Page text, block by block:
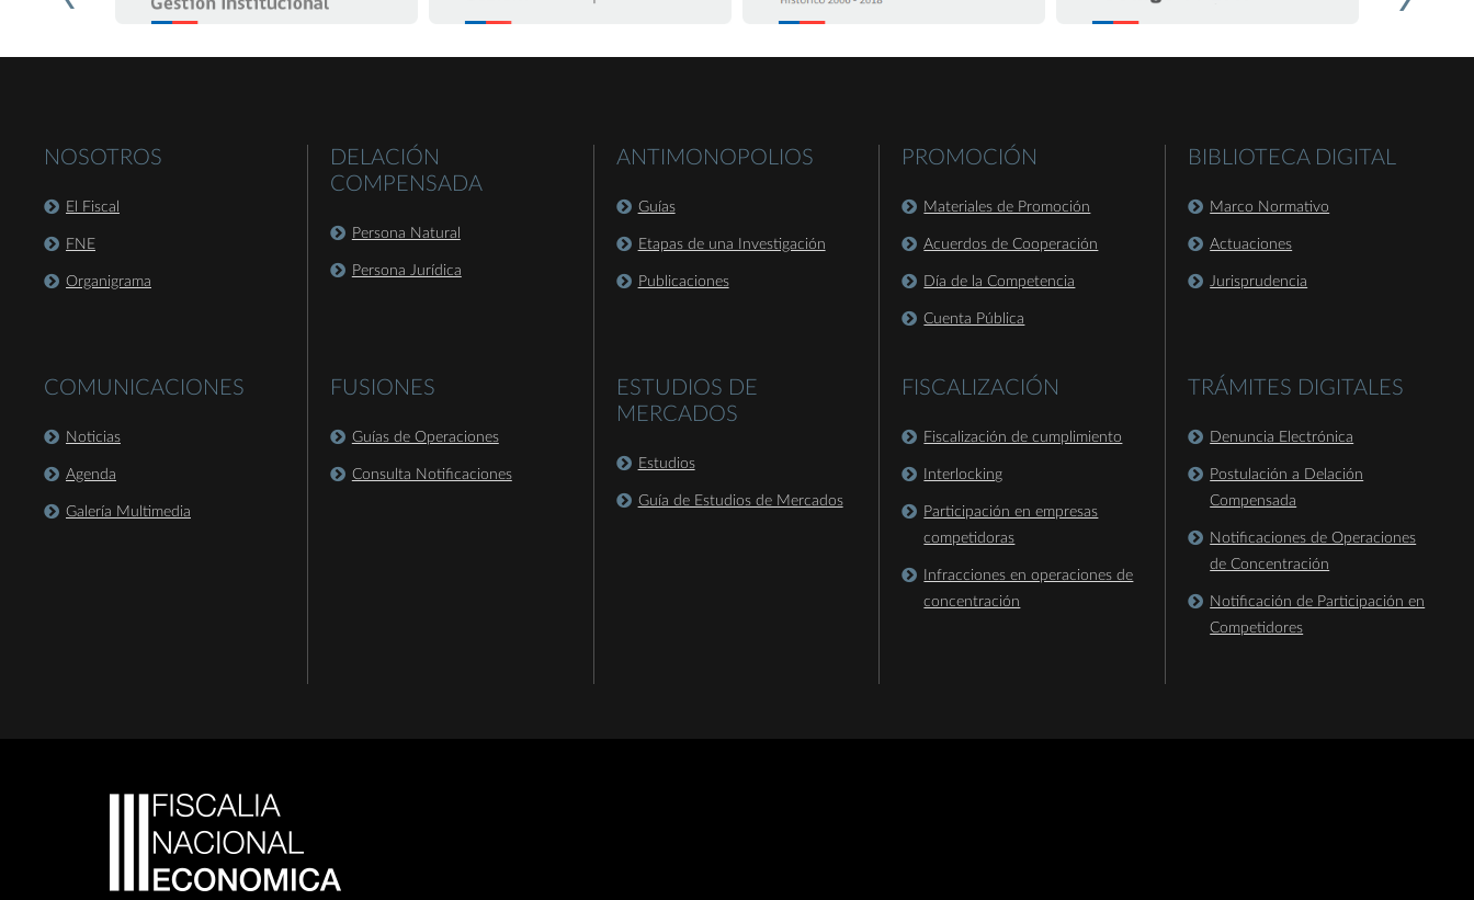
NOSOTROS
El Fiscal
FNE
Organigrama
COMUNICACIONES
Noticias
Agenda
Galería Multimedia
DELACIÓN
COMPENSADA
Persona Natural
Persona Jurídica
FUSIONES
Guías de Operaciones
Consulta Notificaciones
ANTIMONOPOLIOS
Guías
Etapas de una Investigación
Publicaciones
ESTUDIOS DE
MERCADOS
Estudios
Guía de Estudios de Mercados
PROMOCIÓN
Materiales de Promoción
Acuerdos de Cooperación
Día de la Competencia
Cuenta Pública
FISCALIZACIÓN
Fiscalización de cumplimiento
Interlocking
Participación en empresas
competidoras
Infracciones en operaciones de
concentración
BIBLIOTECA DIGITAL
Marco Normativo
Actuaciones
Jurisprudencia
TRÁMITES DIGITALES
Denuncia Electrónica
Postulación a Delación
Compensada
Notificaciones de Operaciones
de Concentración
Notificación de Participación en
Competidores